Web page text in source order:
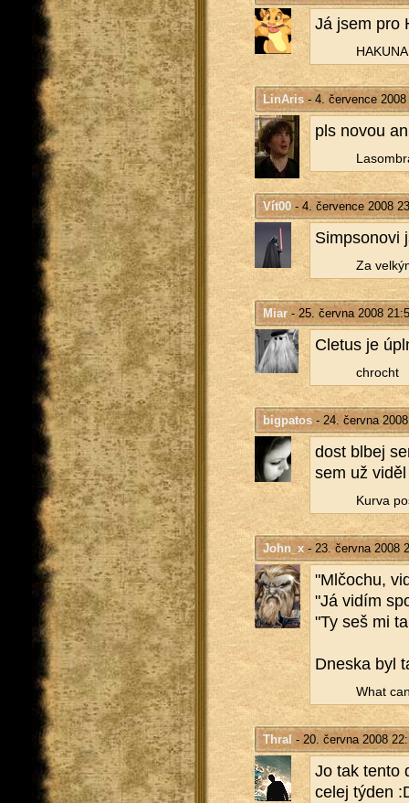
Já jsem pro
LinAris- 4. července 2008
pls novou
Vít00- 4. července 2008
Simp­so­no­vi
Za
Miar- 25. června 2008
Cle­tus je
chrocht
bigpatos- 24. června
dost blbej
sem už viděl
Kurva
John_x- 23. června 2008
"Ml­čo­chu,
"Já vidím
"Ty seš mi
Dneska byl
What
Thral - 20. června 2008
Jo tak tento
celej týden